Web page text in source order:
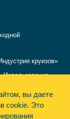
круизов»
Использование
и не является
вы даете
cookie. Это